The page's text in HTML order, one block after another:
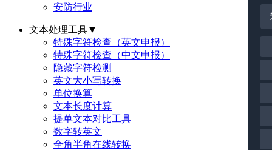
安防行业
文本处理工具▼
特殊字符检查（英文申报）
特殊字符检查（中文申报）
隐藏字符检测
英文大小写转换
单位换算
文本长度计算
提单文本对比工具
数字转英文
全角半角在线转换